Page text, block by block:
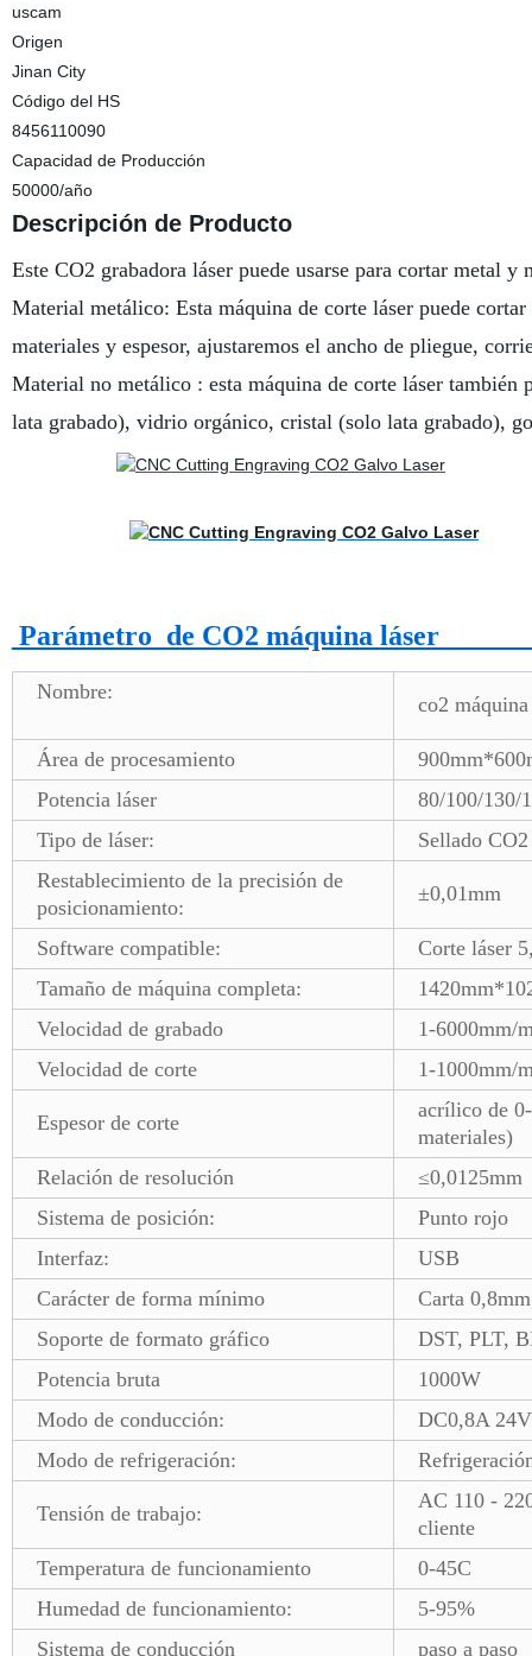
uscam
Origen
Jinan City
Código del HS
8456110090
Capacidad de Producción
50000/año
Descripción de Producto
Este CO2 grabadora láser puede usarse para cortar metal y
Material metálico: Esta máquina de corte láser puede
materiales y espesor, ajustaremos el ancho de pliegue,
Material no metálico : esta máquina de corte láser también
lata grabado), vidrio orgánico, cristal (solo lata grabado),
Parámetro de
Nombre:
co2
Área de procesamiento
Potencia láser
80/100/130/
Tipo de láser:
Sellado
Restablecimiento de la precisión de
posicionamiento:
±0,01mm
Software compatible:
Corte láser
Tamaño de máquina completa:
Velocidad de grabado
1-6000mm/
Velocidad de corte
1-1000mm/
Espesor de corte
acrílico de
materiales)
Relación de resolución
≤0,0125mm
Sistema de posición:
Punto rojo
Interfaz:
USB
Carácter de forma mínimo
Carta
Soporte de formato gráfico
DST, PLT,
Potencia bruta
1000W
Modo de conducción:
DC0,8A
Modo de refrigeración:
Tensión de trabajo:
AC 110 -
cliente
Temperatura de funcionamiento
0-45C
Humedad de funcionamiento:
5-95%
Sistema de conducción
paso a paso